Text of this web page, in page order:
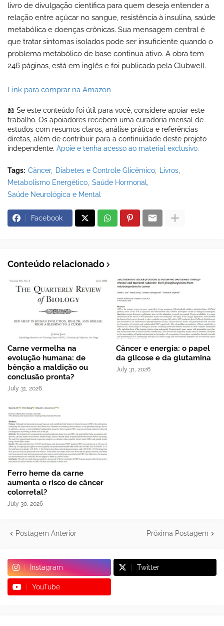
livro de divulgação científica para quem deseja entender a
relação entre açúcar no sangue, resistência à insulina, saúde
metabólica e doenças crônicas. Sua mensagem central é
que tratar sintomas isolados pode ser insuficiente quando o
problema metabólico de base continua ativo. A obra tem
246 páginas, está em inglês e foi publicada pela Clubwell.
Link para comprar na Amazon
📖 Se este conteúdo foi útil para você, considere apoiar este
trabalho. Os apoiadores recebem uma curadoria mensal de
estudos com resumos claros, análise prática e referências
diretas, além de contribuir para a continuidade deste projeto
independente. Apoie e tenha acesso ao material exclusivo.
Tags: Câncer Diabetes e Controle Glicêmico
Livros
Metabolismo Energético Saúde Hormonal
Saúde Neurológica e Mental
Facebook
Conteúdo relacionado
Carne vermelha na
evolução humana: de
bênção a maldição ou
conclusão pronta?
July 31, 2026
Câncer e energia: o papel
da glicose e da glutamina
July 31, 2026
Ferro heme da carne
aumenta o risco de câncer
colorretal?
July 30, 2026
Postagem Anterior Próxima Postagem
Instagram Twitter
YouTube